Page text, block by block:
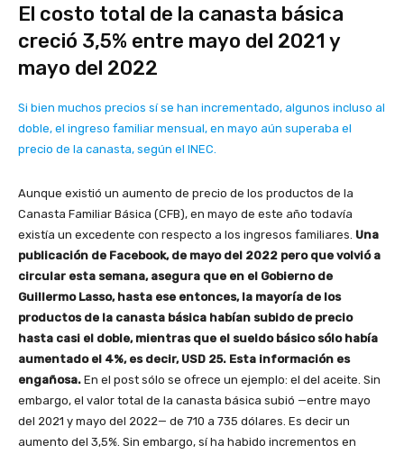
El costo total de la canasta básica
creció 3,5% entre mayo del 2021 y
mayo del 2022
Si bien muchos precios sí se han incrementado, algunos incluso al
doble, el ingreso familiar mensual, en mayo aún superaba el
precio de la canasta, según el INEC.
Aunque existió un aumento de precio de los productos de la
Canasta Familiar Básica (CFB), en mayo de este año todavía
existía un excedente con respecto a los ingresos familiares. Una
publicación de Facebook, de mayo del 2022 pero que volvió a
circular esta semana, asegura que en el Gobierno de
Guillermo Lasso, hasta ese entonces, la mayoría de los
productos de la canasta básica habían subido de precio
hasta casi el doble, mientras que el sueldo básico sólo había
aumentado el 4%, es decir, USD 25. Esta información es
engañosa. En el post sólo se ofrece un ejemplo: el del aceite. Sin
embargo, el valor total de la canasta básica subió —entre mayo
del 2021 y mayo del 2022— de 710 a 735 dólares. Es decir un
aumento del 3,5%. Sin embargo, sí ha habido incrementos en